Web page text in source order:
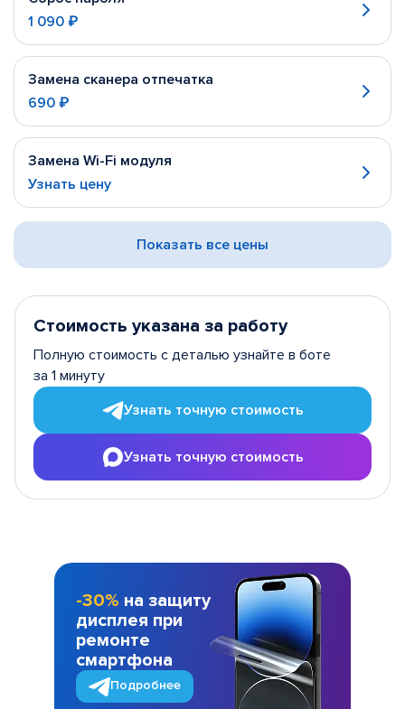
1 090 ₽
Замена сканера отпечатка
690 ₽
Замена Wi-Fi модуля
Узнать цену
Показать все цены
Стоимость указана за работу
Полную стоимость с деталью узнайте в боте
за 1 минуту
Узнать точную стоимость
Узнать точную стоимость
-30% на защиту
дисплея при
ремонте
смартфона
Подробнее